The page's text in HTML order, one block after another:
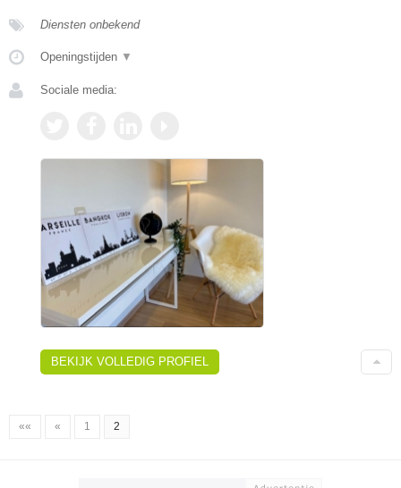
Diensten onbekend
Openingstijden ▼
Sociale media:
BEKIJK VOLLEDIG PROFIEL
«« « 1 2